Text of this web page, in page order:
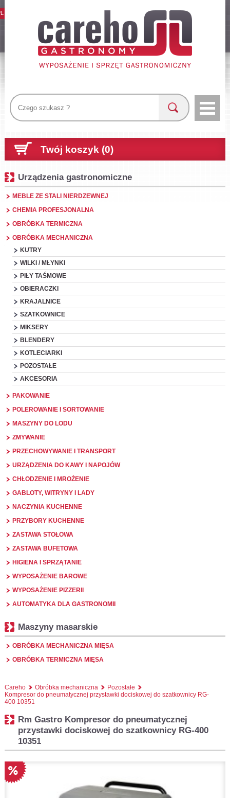
Twój koszyk (0)
Urządzenia gastronomiczne
MEBLE ZE STALI NIERDZEWNEJ
CHEMIA PROFESJONALNA
OBRÓBKA TERMICZNA
OBRÓBKA MECHANICZNA
KUTRY
WILKI / MŁYNKI
PIŁY TAŚMOWE
OBIERACZKI
KRAJALNICE
SZATKOWNICE
MIKSERY
BLENDERY
KOTLECIARKI
POZOSTAŁE
AKCESORIA
PAKOWANIE
POLEROWANIE I SORTOWANIE
MASZYNY DO LODU
ZMYWANIE
PRZECHOWYWANIE I TRANSPORT
URZĄDZENIA DO KAWY I NAPOJÓW
CHŁODZENIE I MROŻENIE
GABLOTY, WITRYNY I LADY
NACZYNIA KUCHENNE
PRZYBORY KUCHENNE
ZASTAWA STOŁOWA
ZASTAWA BUFETOWA
HIGIENA I SPRZĄTANIE
WYPOSAŻENIE BAROWE
WYPOSAŻENIE PIZZERII
AUTOMATYKA DLA GASTRONOMII
Maszyny masarskie
OBRÓBKA MECHANICZNA MIĘSA
OBRÓBKA TERMICZNA MIĘSA
Careho Obróbka mechaniczna
Pozostałe
Kompresor do pneumatycznej przystawki dociskowej do szatkownicy RG-
400 10351
Rm Gastro Kompresor do pneumatycznej
przystawki dociskowej do szatkownicy RG-400
10351